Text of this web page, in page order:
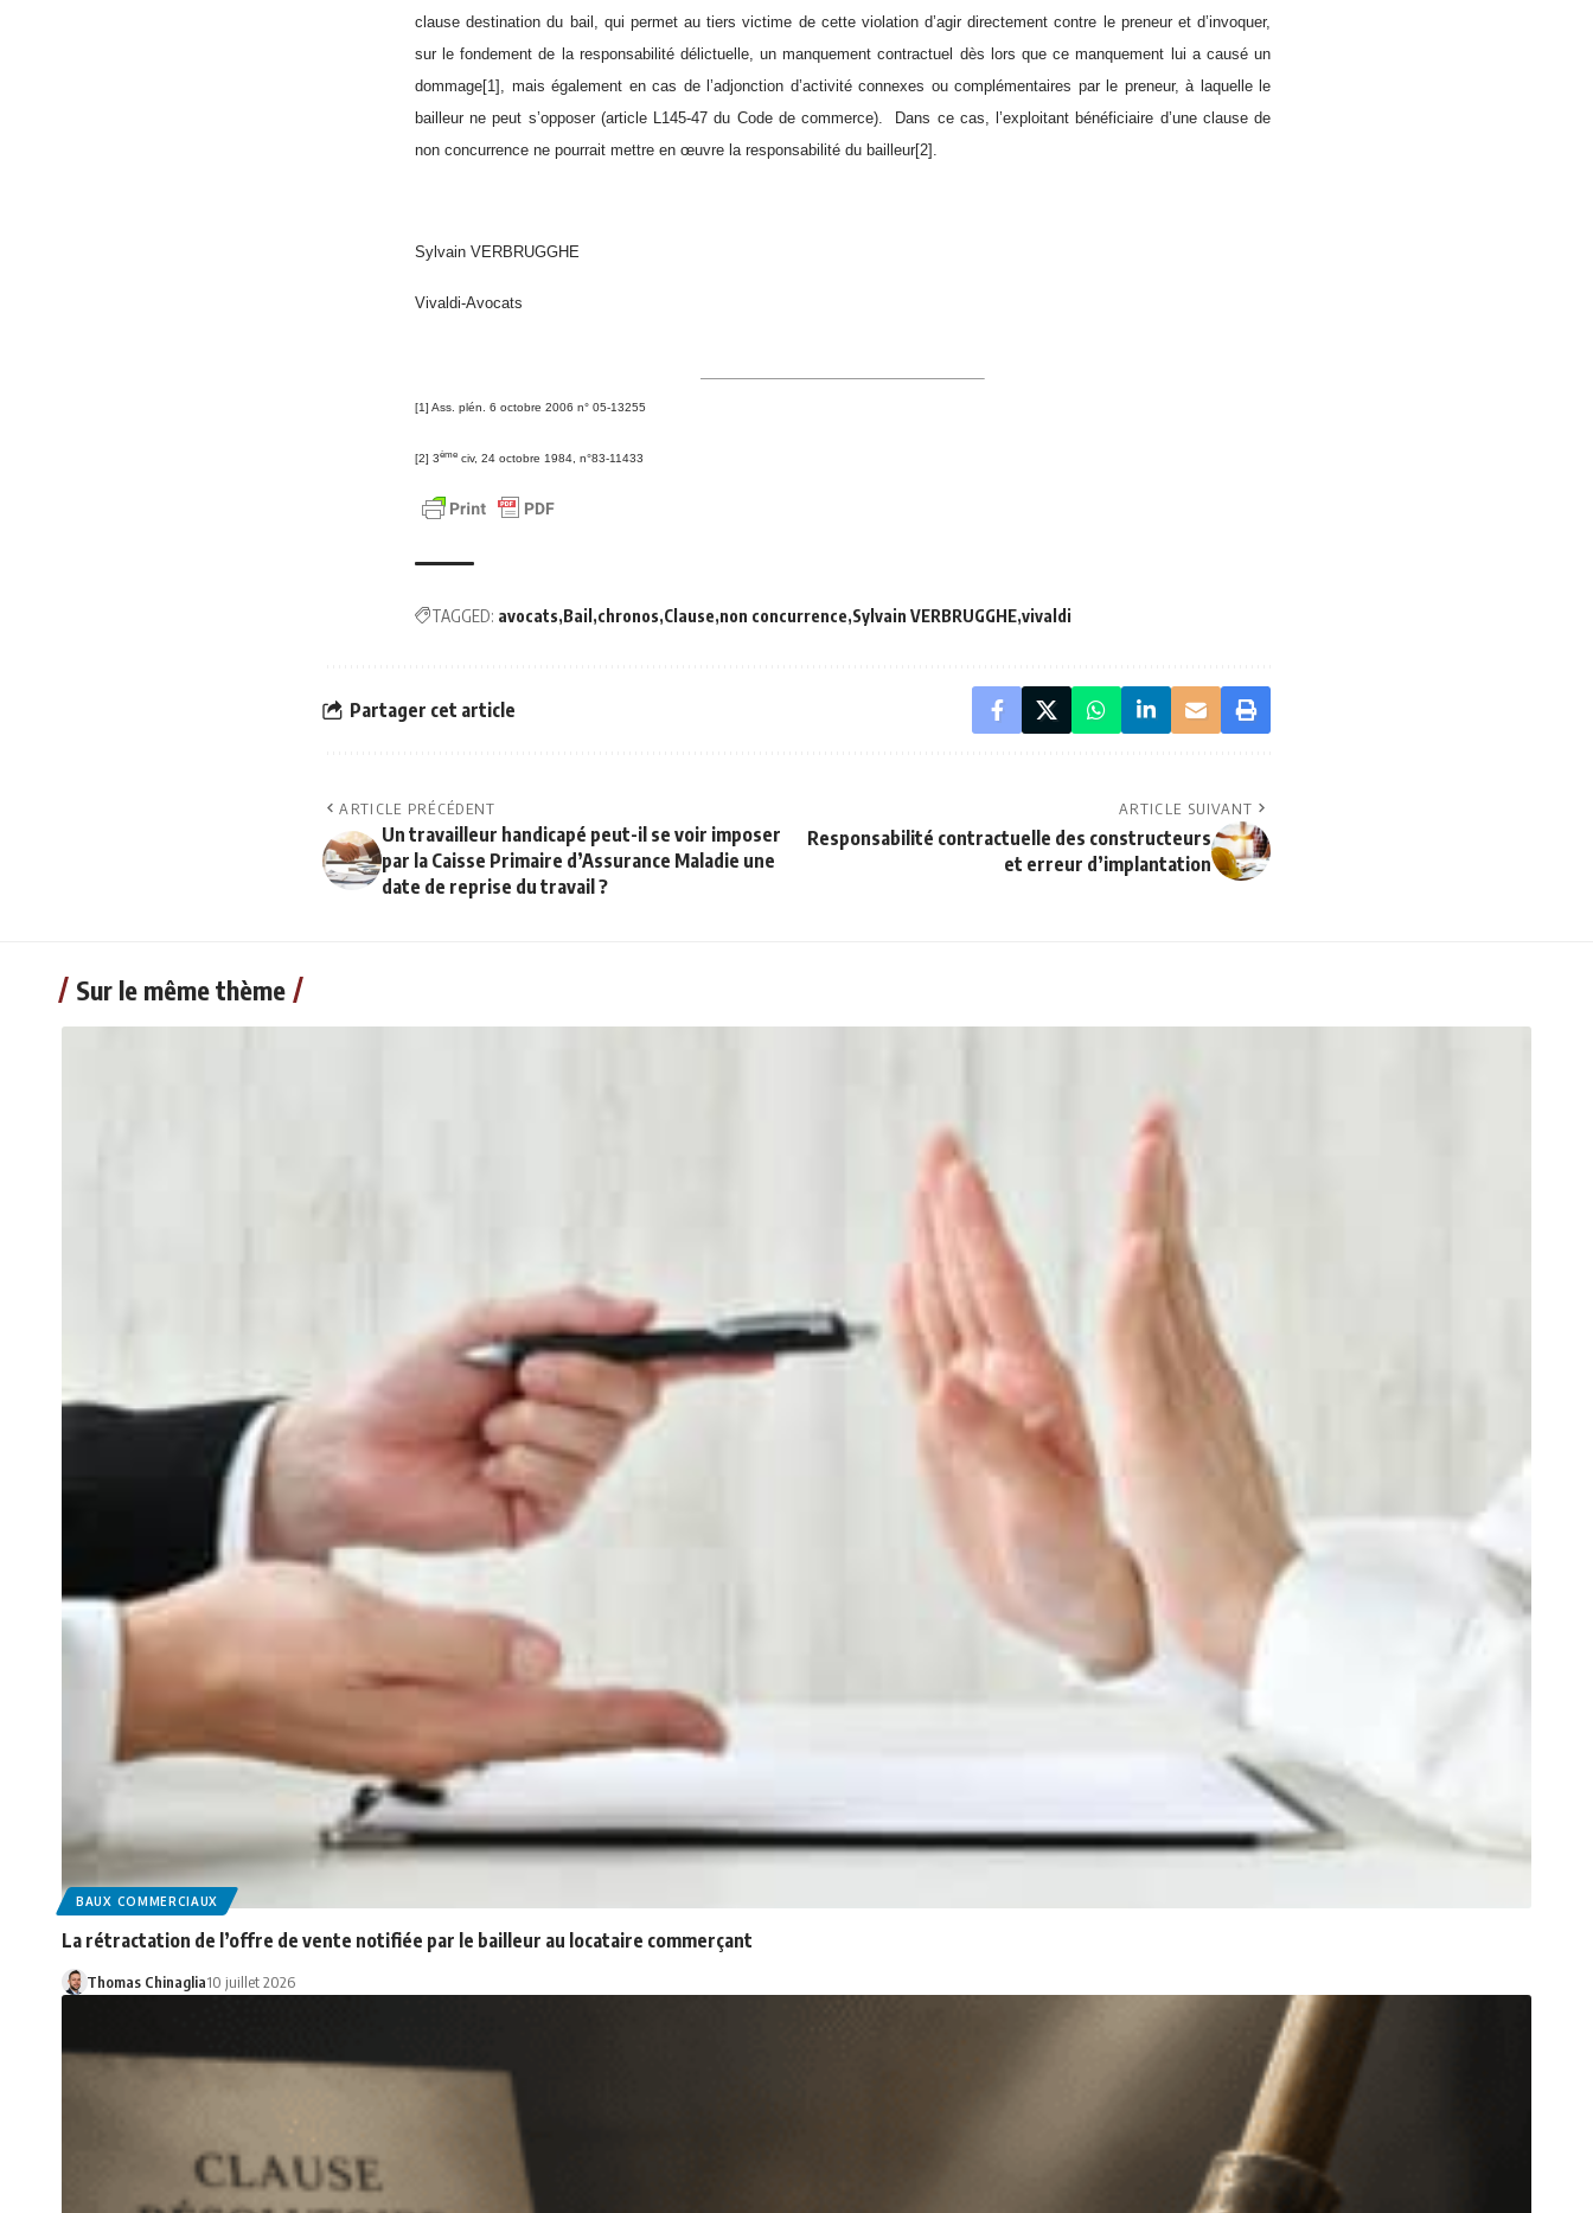
clause destination du bail, qui permet au tiers victime de cette violation d’agir directement contre le preneur et d’invoquer,
sur le fondement de la responsabilité délictuelle, un manquement contractuel dès lors que ce manquement lui a causé un
dommage[1] , mais également en cas de l’adjonction d’activité connexes ou complémentaires par le preneur, à laquelle le
bailleur ne peut s’opposer (article L145-47 du Code de commerce). Dans ce cas, l’exploitant bénéficiaire d’une clause de
non concurrence ne pourrait mettre en œuvre la responsabilité du bailleur[2] .
Sylvain VERBRUGGHE
Vivaldi-Avocats
[1] Ass. plén. 6 octobre 2006 n° 05-13255
[2] 3ème civ, 24 octobre 1984, n°83-11433
TAGGED: avocats Bail chronos Clause non concurrence Sylvain VERBRUGGHE vivaldi
Partager cet article
ARTICLE PRÉCÉDENT
Un travailleur handicapé peut-il se voir imposer
par la Caisse Primaire d’Assurance Maladie une
date de reprise du travail ?
ARTICLE SUIVANT
Responsabilité contractuelle des constructeurs
et erreur d’implantation
Sur le même thème
BAUX COMMERCIAUX
La rétractation de l’offre de vente notifiée par le bailleur au locataire commerçant
Thomas Chinaglia10 juillet 2026